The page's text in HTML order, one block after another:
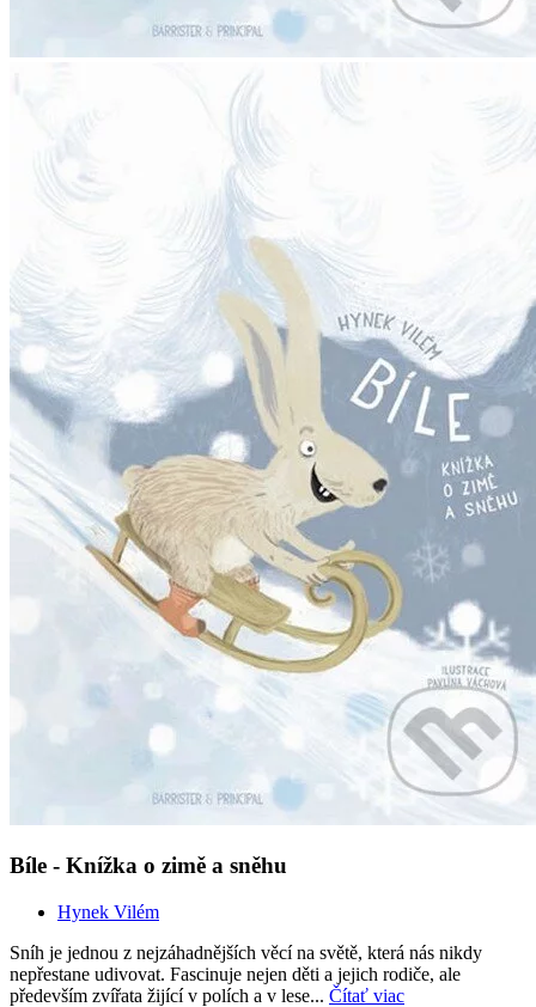
Bíle - Knížka o zimě a sněhu
Hynek Vilém
Sníh je jednou z nejzáhadnějších věcí na světě, která nás nikdy
nepřestane udivovat. Fascinuje nejen děti a jejich rodiče, ale
především zvířata žijící v polích a v lese... Čítať viac